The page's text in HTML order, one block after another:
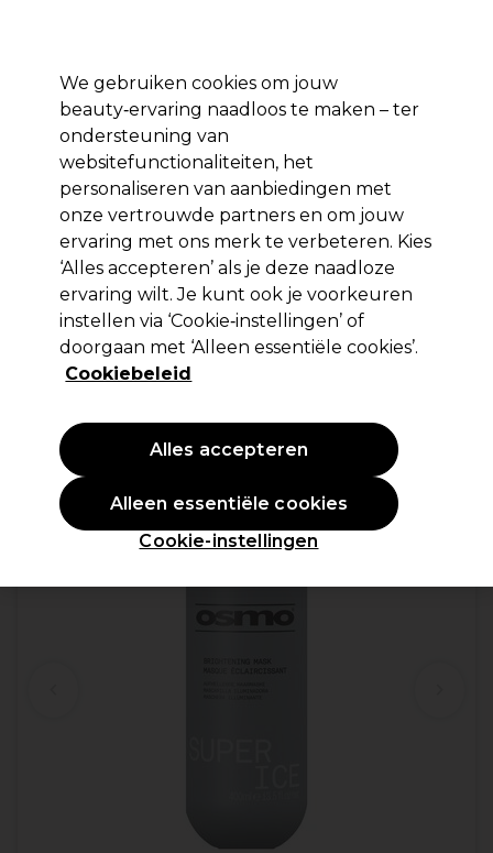
Aanmelden
Merken Deals 🌟 Haar Elektra Beauty
Volgende dag geleverd*
Na verzending, maandag t/m vrijdag
Osmo Super Ice Verhelderend Zwartmasker
400ml
(0)
5.62 € per 100ml
PROMOTIE
We gebruiken cookies om jouw
beauty‑ervaring naadloos te maken – ter
ondersteuning van
websitefunctionaliteiten, het
personaliseren van aanbiedingen met
onze vertrouwde partners en om jouw
ervaring met ons merk te verbeteren. Kies
‘Alles accepteren’ als je deze naadloze
ervaring wilt. Je kunt ook je voorkeuren
instellen via ‘Cookie‑instellingen’ of
doorgaan met ‘Alleen essentiële cookies’.
Cookiebeleid
Cookie-instellingen
Alleen essentiële cookies
Alles accepteren